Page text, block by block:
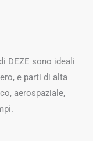
DEZE sono ideali
e parti di alta
aerospaziale,